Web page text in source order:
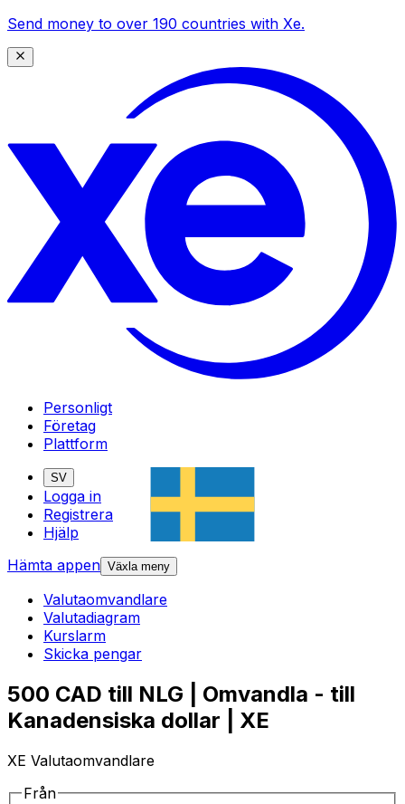
Send money to over 190 countries with Xe.
Personligt
Företag
Plattform
SV
Logga in
Registrera
Hjälp
Hämta appen Växla meny
Valutaomvandlare
Valutadiagram
Kurslarm
Skicka pengar
500 CAD till NLG | Omvandla - till
Kanadensiska dollar | XE
XE Valutaomvandlare
Från